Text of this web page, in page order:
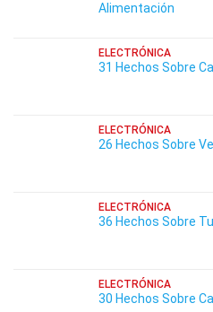
Alimentación
ELECTRÓNICA
31 Hechos Sobre
ELECTRÓNICA
26 Hechos Sobre
ELECTRÓNICA
36 Hechos Sobre
ELECTRÓNICA
30 Hechos Sobre